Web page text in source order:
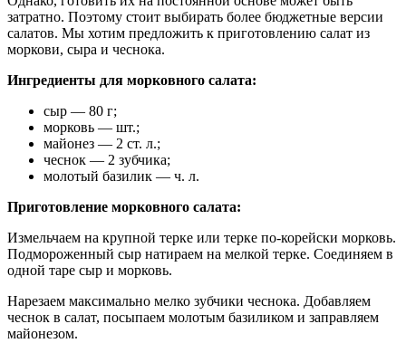
затратно. Поэтому стоит выбирать более бюджетные версии
салатов. Мы хотим предложить к приготовлению салат из
моркови, сыра и чеснока.
Ингредиенты для морковного салата:
сыр — 80 г;
морковь — шт.;
майонез — 2 ст. л.;
чеснок — 2 зубчика;
молотый базилик — ч. л.
Приготовление морковного салата:
Измельчаем на крупной терке или терке по-корейски морковь.
Подмороженный сыр натираем на мелкой терке. Соединяем в
одной таре сыр и морковь.
Нарезаем максимально мелко зубчики чеснока. Добавляем
чеснок в салат, посыпаем молотым базиликом и заправляем
майонезом.